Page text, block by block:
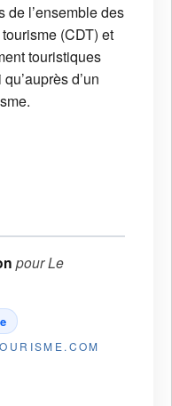
de l’ensemble des
(CDT) et
touristiques
d’un
pourLe